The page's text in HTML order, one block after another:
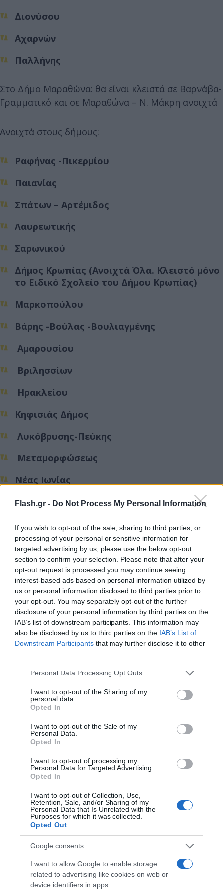
Flash.gr - Do Not Process My Personal Information
If you wish to opt-out of the sale, sharing to third parties, or
processing of your personal or sensitive information for
targeted advertising by us, please use the below opt-out
section to confirm your selection. Please note that after your
opt-out request is processed you may continue seeing
interest-based ads based on personal information utilized by
us or personal information disclosed to third parties prior to
your opt-out. You may separately opt-out of the further
disclosure of your personal information by third parties on the
IAB’s list of downstream participants. This information may
also be disclosed by us to third parties on the IAB’s List of
Downstream Participants that may further disclose it to other
Please note that this website/app uses one or more Google
not limited to your visit or usage behaviour. You may click to
grant or deny consent to Google and its third-party tags to
use your data for below specified purposes in below Google
consent section.
Personal Data Processing Opt Outs
I want to opt-out of the Sharing of my
personal data.
Opted In
I want to opt-out of the Sale of my
Personal Data.
Opted In
I want to opt-out of processing my
Personal Data for Targeted Advertising.
Opted In
I want to opt-out of Collection, Use,
Retention, Sale, and/or Sharing of my
Personal Data that Is Unrelated with the
Purposes for which it was collected.
Opted Out
Google consents
I want to allow Google to enable storage
related to advertising like cookies on web or
device identifiers in apps.
Διονύσου
Αχαρνών
Παλλήνης
Στο Δήμο Μαραθώνα: θα είναι κλειστά σε Βαρνάβα-
Γραμματικό και σε Μαραθώνα – Ν. Μάκρη ανοιχτά
Ανοιχτά στους δήμους:
Ραφήνας -Πικερμίου
Παιανίας
Σπάτων – Αρτέμιδος
Λαυρεωτικής
Σαρωνικού
Δήμος Κρωπίας (Ανοιχτά Όλα. Κλειστό μόνο
το Ειδικό Σχολείο του Δήμου Κρωπίας)
Μαρκοπούλου
Βάρης -Βούλας -Βουλιαγμένης
Αμαρουσίου
Βριλησσίων
Ηρακλείου
Κηφισιάς Δήμος
Λυκόβρυσης-Πεύκης
Μεταμορφώσεως
Νέας Ιωνίας
Πεντέλης
Χαλανδρίου
Ανοιχτά στους Δήμους:
Αγίας Παρασκευής
Παπάγου-Χολαργού
Φιλοθέης-Ψυχικού
Ανοιχτά στους Δήμους:
Αγίας Βαρβάρας
Αναργύρων-Καματερού
Αιγάλεω
Ιλίου Δήμο Περιστερίου
Χαϊδαρίου
εκτός από τα παρακάτω σχολεία που θα
παραμείνουν κλειστά: